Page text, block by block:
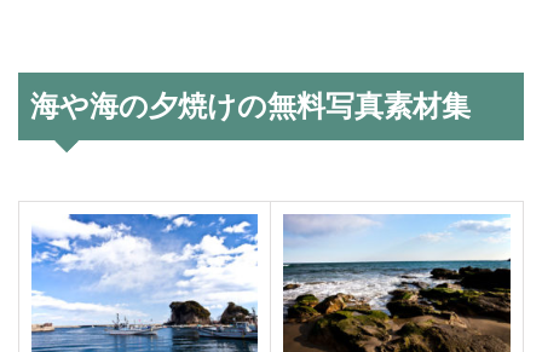
海や海の夕焼けの無料写真素材集